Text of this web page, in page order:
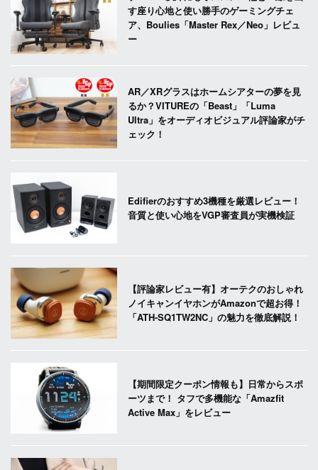
す座り心地と使い勝手のゲーミングチェ
ア、Boulies「Master Rex／Neo」レビュ
ー
AR／XRグラスはホームシアターの夢を見
るか？VITUREの「Beast」「Luma
Ultra」をオーディオビジュアル評論家がチ
ェック！
Edifierのおすすめ3機種を厳選レビュー！
音質と使い心地をVGP審査員が実機検証
【評論家レビュー有】オーテクのおしゃれ
ノイキャンイヤホンがAmazonで超お得！
「ATH-SQ1TW2NC」の魅力を徹底解説！
【期間限定クーポン情報も】日常からスポ
ーツまで！ タフで多機能な「Amazfit
Active Max」をレビュー